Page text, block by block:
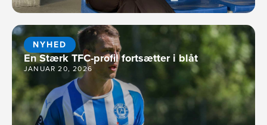
NYHED
En Stærk TFC-profil fortsætter i blåt
JANUAR 20, 2026